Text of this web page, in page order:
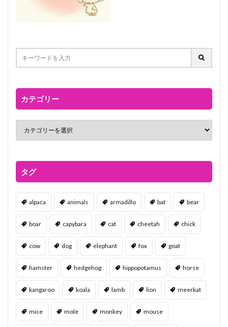
カテゴリー
タグ
alpaca animals armadillo bat bear
boar capybara cat cheetah chick
cow dog elephant fox goat
hamster hedgehog hippopotamus horse
kangaroo koala lamb lion meerkat
mice mole monkey mouse